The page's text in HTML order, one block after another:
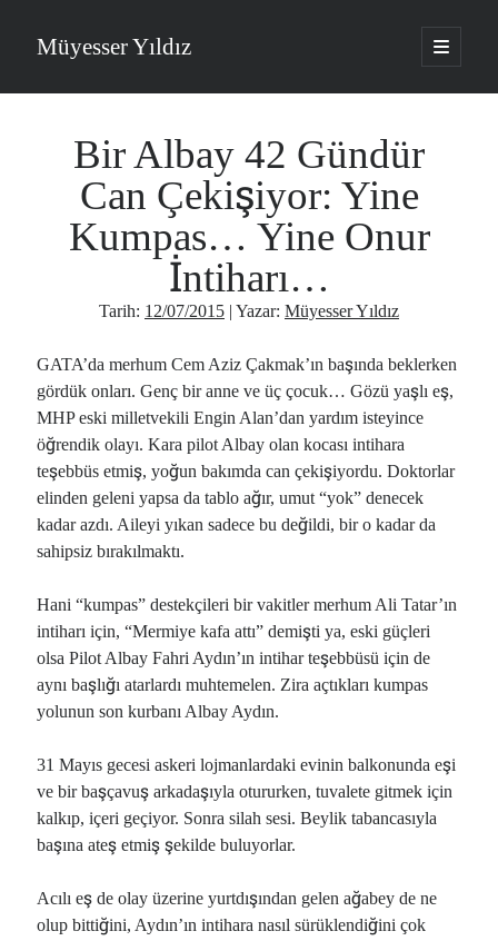
Müyesser Yıldız
ana
menüyü
Yan
Son Yazılar
Teröristlere G……yle Güldürdünüz”
01/08/2026
Papazın “Komutanı” Ayasofya ve Patrikhane İçin ABD’yi Göreve Çağırdı!..
31/07/2026
Bölmediğiniz Bir O Kalmıştı!..
29/07/2026
Arşivler
Arşivler
Bir Albay 42 Gündür
Can Çekişiyor: Yine
Kumpas… Yine Onur
İntiharı…
Tarih: 12/07/2015 | Yazar: Müyesser Yıldız
GATA’da merhum Cem Aziz Çakmak’ın başında beklerken
gördük onları. Genç bir anne ve üç çocuk… Gözü yaşlı eş,
MHP eski milletvekili Engin Alan’dan yardım isteyince
öğrendik olayı. Kara pilot Albay olan kocası intihara
teşebbüs etmiş, yoğun bakımda can çekişiyordu. Doktorlar
elinden geleni yapsa da tablo ağır, umut “yok” denecek
kadar azdı. Aileyi yıkan sadece bu değildi, bir o kadar da
sahipsiz bırakılmaktı.
Hani “kumpas” destekçileri bir vakitler merhum Ali Tatar’ın
intiharı için, “Mermiye kafa attı” demişti ya, eski güçleri
olsa Pilot Albay Fahri Aydın’ın intihar teşebbüsü için de
aynı başlığı atarlardı muhtemelen. Zira açtıkları kumpas
yolunun son kurbanı Albay Aydın.
31 Mayıs gecesi askeri lojmanlardaki evinin balkonunda eşi
ve bir başçavuş arkadaşıyla otururken, tuvalete gitmek için
kalkıp, içeri geçiyor. Sonra silah sesi. Beylik tabancasıyla
başına ateş etmiş şekilde buluyorlar.
Acılı eş de olay üzerine yurtdışından gelen ağabey de ne
olup bittiğini, Aydın’ın intihara nasıl sürüklendiğini çok